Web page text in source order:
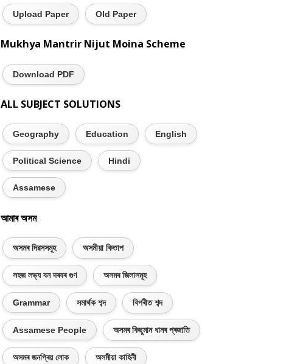
Upload Paper Old Paper
Mukhya Mantrir Nijut Moina Scheme
Download PDF
ALL SUBJECT SOLUTIONS
Geography Education English
Political Science Hindi
Assamese
আমাৰ অসম
অসমৰ দিৱসসমূহ অসমীয়া কিতাপ
সহজ লভ্য বন দৰবৰ গুণ অসমৰ জিলাসমূহ
Grammar সমাৰ্থক শব্দ বিপৰীত শব্দ
Assamese People অসমৰ কিছুমান ধানৰ প্ৰজাতি
অসমৰ জনপ্ৰিয় লোক অসমীয়া কাহিনী